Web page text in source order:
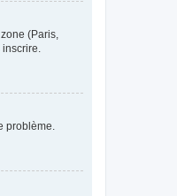
(Paris,
problème.